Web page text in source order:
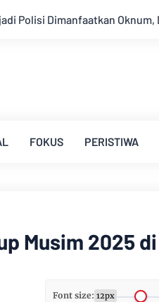
Jambi Diduga Tipu Calon
FOKUS PERISTIWA
Musim 2025
Font size: 12px